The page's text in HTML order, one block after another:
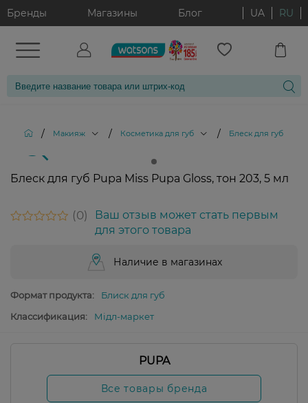
Бренды Магазины Блог UA RU
/ Макияж / Косметика для губ / Блеск для губ
Блеск для губ Pupa Miss Pupa Gloss, тон 203, 5 мл
0
Ваш отзыв может стать первым
для этого товара
Наличие в магазинах
Формат продукта:
Блиск для губ
Классификация:
Мідл-маркет
PUPA
Все товары бренда